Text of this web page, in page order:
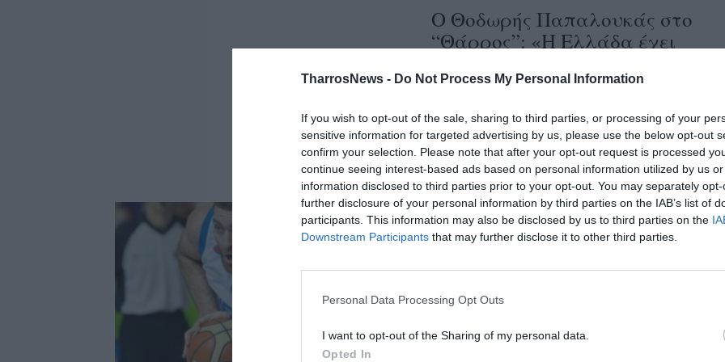
TharrosNews - Do Not Process My Personal Information
If you wish to opt-out of the sale, sharing to third parties, or processing of your
sensitive information for targeted advertising by us, please use the below opt-out
confirm your selection. Please note that after your opt-out request is processed
continue seeing interest-based ads based on personal information utilized by us
information disclosed to third parties prior to your opt-out. You may separately
further disclosure of your personal information by third parties on the IAB’s list of
participants. This information may also be disclosed by us to third parties on the
Downstream Participants that may further disclose it to other third parties.
Personal Data Processing Opt Outs
I want to opt-out of the Sharing of my personal data.
Opted In
Ο Θοδωρής Παπαλουκάς στο
“Θάρρος”: «Η Ελλάδα έχει
Στο «Θάρρος» μίλγησε στο περιθώριο του
camp μπάσκετ της Costa Navarino και ο
Θοδωρής Παπαλουκάς, απαντώντας σε 4...
Κώστας Καϊμακόγλου: Οι
ποδοσφαιριστές της Εθνικής
Ψυχή”, μακάρι να κάνουμε κάτι
ανάλογο στην Ισπανία